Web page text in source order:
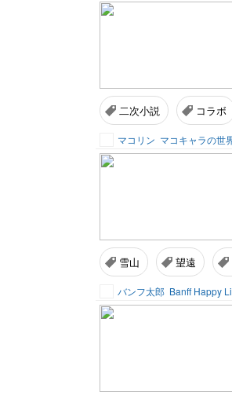
二次小説 コラボ
マコリン マコキャラの世
雪山 望遠
バンフ太郎 Banff Happy